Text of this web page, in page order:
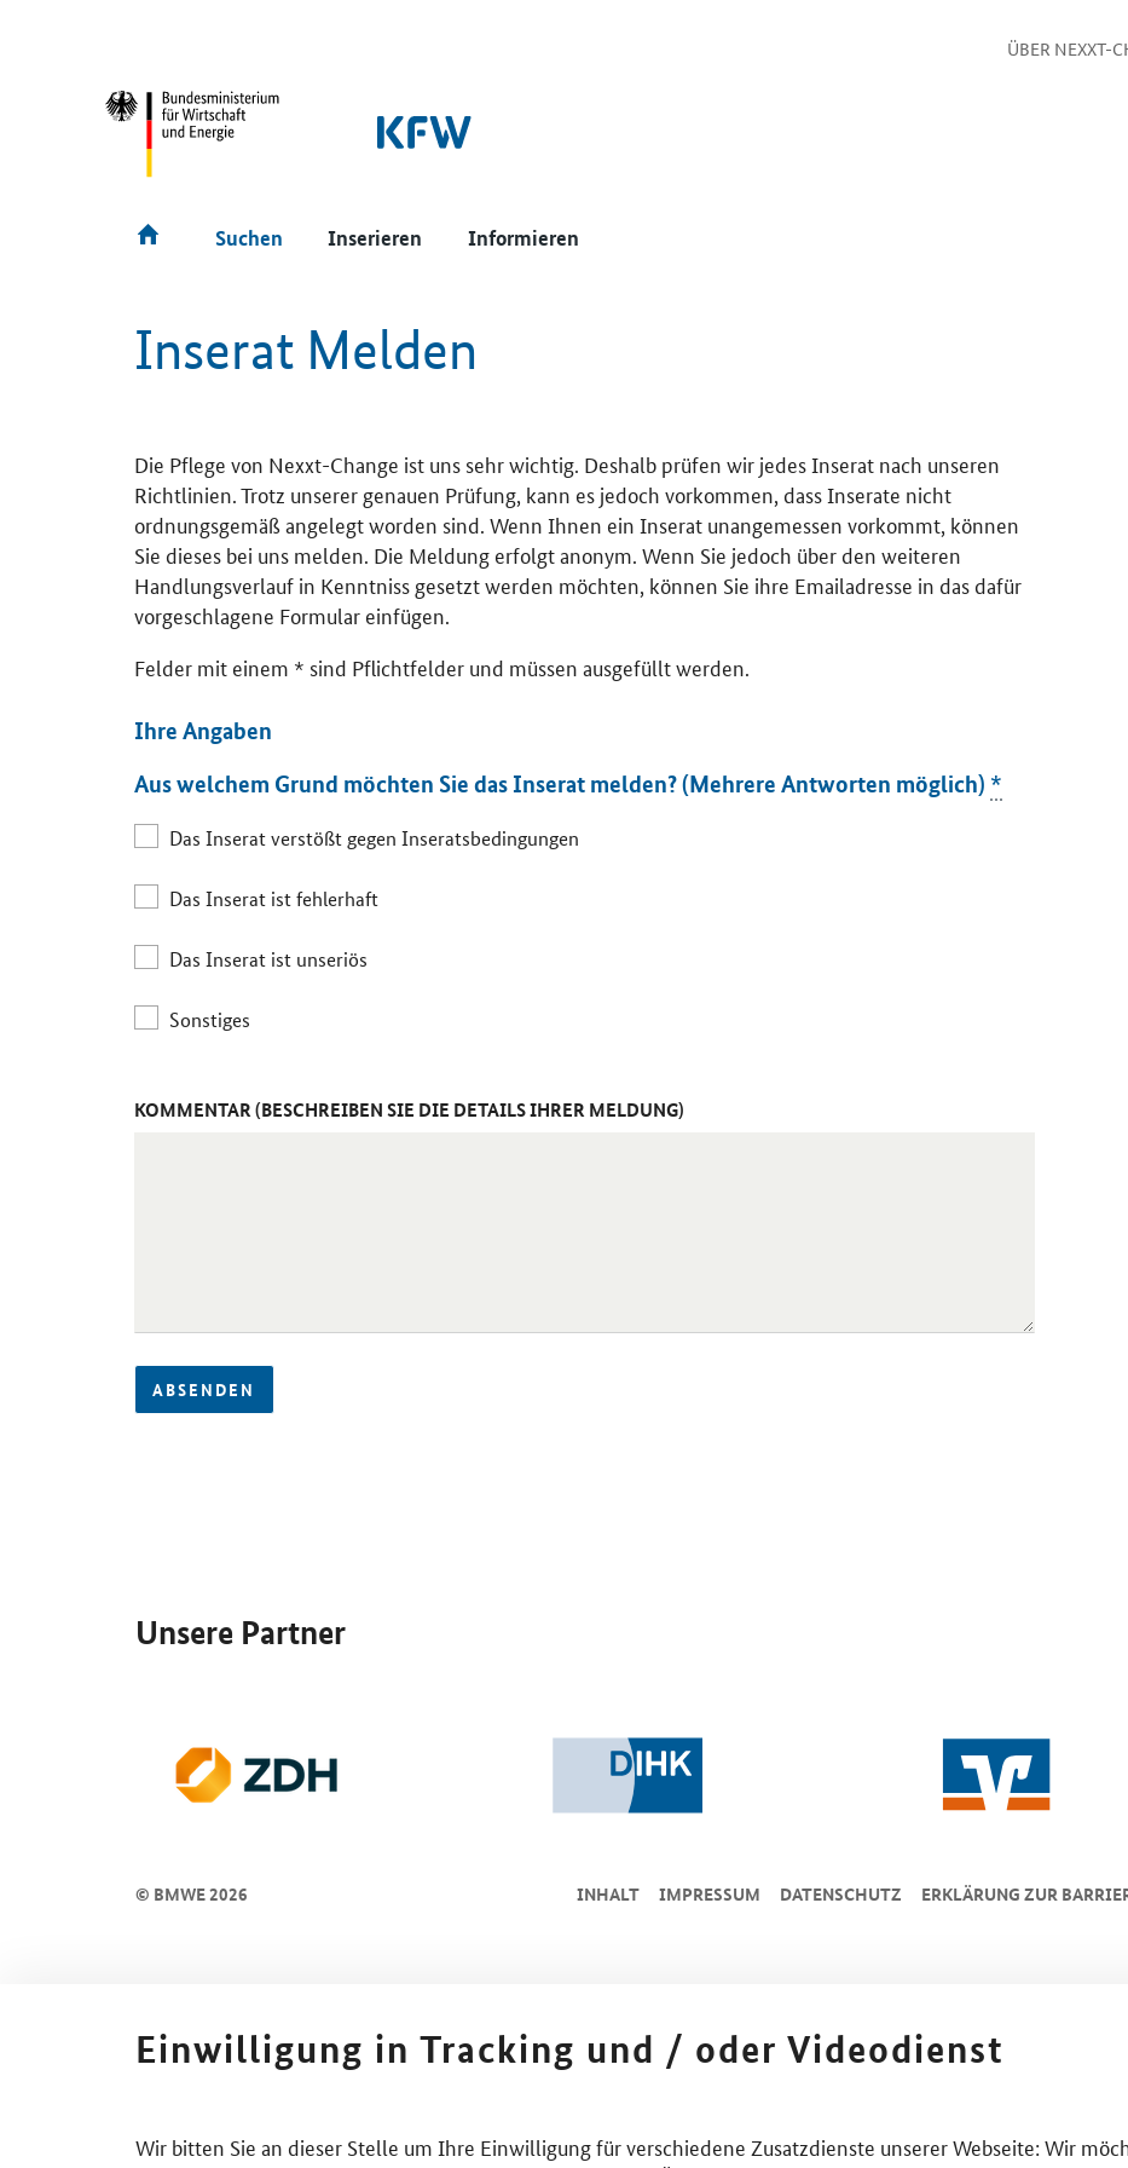
ÜBER NEXXT-
Suchen Inserieren Informieren
Inserat Melden
Die Pflege von Nexxt-Change ist uns sehr wichtig. Deshalb prüfen wir jedes Inserat nach unseren
Richtlinien. Trotz unserer genauen Prüfung, kann es jedoch vorkommen, dass Inserate nicht
ordnungsgemäß angelegt worden sind. Wenn Ihnen ein Inserat unangemessen vorkommt, können
Sie dieses bei uns melden. Die Meldung erfolgt anonym. Wenn Sie jedoch über den weiteren
Handlungsverlauf in Kenntniss gesetzt werden möchten, können Sie ihre Emailadresse in das dafür
vorgeschlagene Formular einfügen.
Felder mit einem * sind Pflichtfelder und müssen ausgefüllt werden.
Ihre Angaben
Aus welchem Grund möchten Sie das Inserat melden? (Mehrere Antworten möglich) *
Das Inserat verstößt gegen Inseratsbedingungen
Das Inserat ist fehlerhaft
Das Inserat ist unseriös
Sonstiges
KOMMENTAR (BESCHREIBEN SIE DIE DETAILS IHRER MELDUNG)
ABSENDEN
Unsere Partner
© BMWE 2026 INHALT IMPRESSUM DA­TEN­SCHUTZ ERKLÄRUNG ZUR
Einwilligung in Tracking und / oder Videodienst
Wir bitten Sie an dieser Stelle um Ihre Einwilligung für verschiedene Zusatzdienste unserer Webseite: Wir